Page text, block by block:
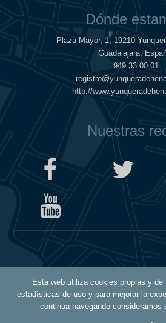
Esta web utiliza cookies propias y de
estadísticas de uso y para mejorar la
continua navegando consideramos
Dónde
Plaza Mayor, 1, 19210
Guadalajara.
949 33 00 01
http://
Nuestras
Política de
Política de
Aviso Legal